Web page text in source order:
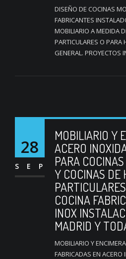
DISEÑO DE COCINAS
FABRICANTES
MOBILIARIO A MEDIDA
PARTICULARES O PARA
GENERAL. PROYECTOS
28
SEP
MOBILIARIO Y
ACERO
PARA
Y COCINAS DE
COCINA
INOX
MADRID Y
MOBILIARIO Y
FABRICADAS EN ACERO